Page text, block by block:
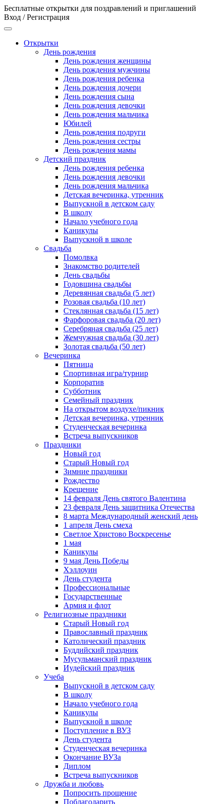
Бесплатные открытки для поздравлений и приглашений
Вход / Регистрация
Открытки
День рождения
День рождения женщины
День рождения мужчины
День рождения ребенка
День рождения дочери
День рождения сына
День рождения девочки
День рождения мальчика
Юбилей
День рождения подруги
День рождения сестры
День рождения мамы
Детский праздник
День рождения ребенка
День рождения девочки
День рождения мальчика
Детская вечеринка, утренник
Выпускной в детском саду
В школу
Начало учебного года
Каникулы
Выпускной в школе
Свадьба
Помолвка
Знакомство родителей
День свадьбы
Годовщина свадьбы
Деревянная свадьба (5 лет)
Розовая свадьба (10 лет)
Стеклянная свадьба (15 лет)
Фарфоровая свадьба (20 лет)
Серебряная свадьба (25 лет)
Жемчужная свадьба (30 лет)
Золотая свадьба (50 лет)
Вечеринка
Пятница
Спортивная игра/турнир
Корпоратив
Субботник
Семейный праздник
На открытом воздухе/пикник
Детская вечеринка, утренник
Студенческая вечеринка
Встреча выпускников
Праздники
Новый год
Старый Новый год
Зимние праздники
Рождество
Крещение
14 февраля День святого Валентина
23 февраля День защитника Отечества
8 марта Международный женский день
1 апреля День смеха
Светлое Христово Воскресенье
1 мая
Каникулы
9 мая День Победы
Хэллоуин
День студента
Профессиональные
Государственные
Армия и флот
Религиозные праздники
Старый Новый год
Православный праздник
Католический праздник
Буддийский праздник
Мусульманский праздник
Иудейский праздник
Учеба
Выпускной в детском саду
В школу
Начало учебного года
Каникулы
Выпускной в школе
Поступление в ВУЗ
День студента
Студенческая вечеринка
Окончание ВУЗа
Диплом
Встреча выпускников
Дружба и любовь
Попросить прощение
Поблагодарить